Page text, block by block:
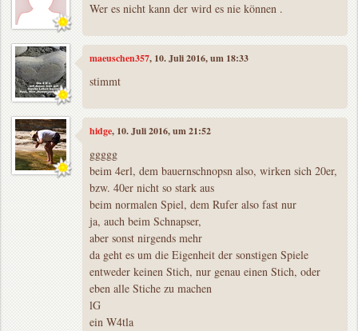
Wer es nicht kann der wird es nie können .
maeuschen357, 10. Juli 2016, um 18:33
stimmt
hidge, 10. Juli 2016, um 21:52
ggggg
beim 4erl, dem bauernschnopsn also, wirken sich 20er,
bzw. 40er nicht so stark aus
beim normalen Spiel, dem Rufer also fast nur
ja, auch beim Schnapser,
aber sonst nirgends mehr
da geht es um die Eigenheit der sonstigen Spiele
entweder keinen Stich, nur genau einen Stich, oder
eben alle Stiche zu machen
lG
ein W4tla